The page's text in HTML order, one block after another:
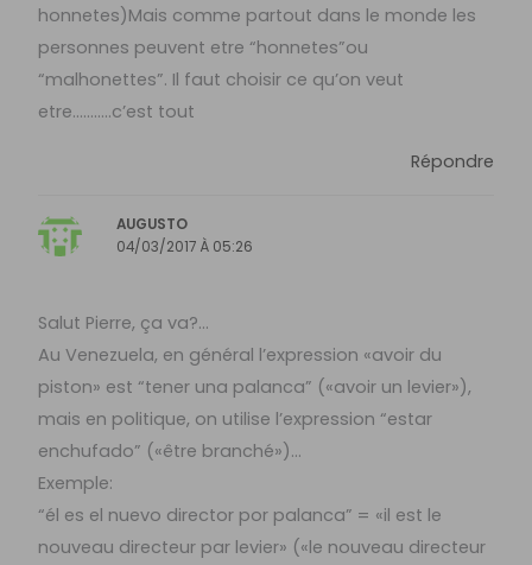
honnetes)Mais comme partout dans le monde les
personnes peuvent etre “honnetes”ou
“malhonettes”. Il faut choisir ce qu’on veut
etre………..c’est tout
Répondre
AUGUSTO
04/03/2017 À 05:26
Salut Pierre, ça va?…
Au Venezuela, en général l’expression «avoir du
piston» est “tener una palanca” («avoir un levier»),
mais en politique, on utilise l’expression “estar
enchufado” («être branché»)…
Exemple:
“él es el nuevo director por palanca” = «il est le
nouveau directeur par levier» («le nouveau directeur